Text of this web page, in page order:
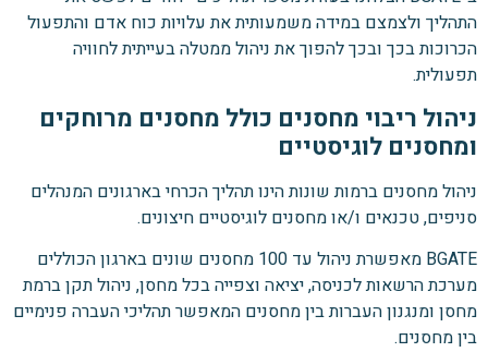
התהליך ולצמצם במידה משמעותית את עלויות כוח אדם והתפעול
הכרוכות בכך ובכך להפוך את ניהול ממטלה בעייתית לחוויה
תפעולית.
ניהול ריבוי מחסנים כולל מחסנים מרוחקים
ומחסנים לוגיסטיים
ניהול מחסנים ברמות שונות הינו תהליך הכרחי בארגונים המנהלים
סניפים, טכנאים ו/או מחסנים לוגיסטיים חיצונים.
BGATE מאפשרת ניהול עד 100 מחסנים שונים בארגון הכוללים
מערכת הרשאות לכניסה, יציאה וצפייה בכל מחסן, ניהול תקן ברמת
מחסן ומנגנון העברות בין מחסנים המאפשר תהליכי העברה פנימיים
בין מחסנים.